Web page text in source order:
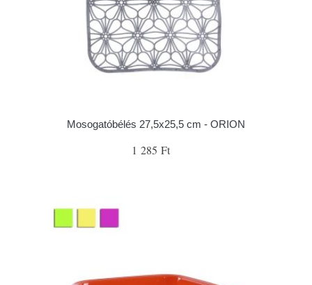
Mosogatóbélés 27,5x25,5 cm - ORION
1 285 Ft